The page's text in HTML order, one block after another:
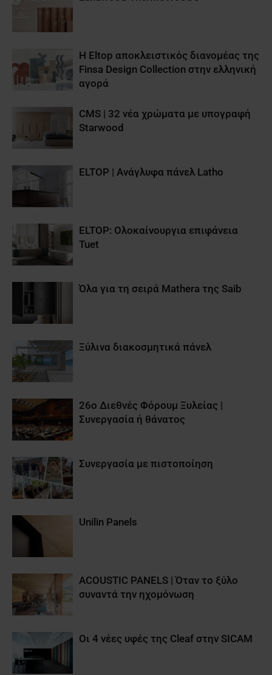
Η Eltop αποκλειστικός διανομέας της
Finsa Design Collection στην ελληνική
αγορά
CMS | 32 νέα χρώματα με υπογραφή
Starwood
ELTOP | Aνάγλυφα πάνελ Latho
ELTOP: Ολοκαίνουργια επιφάνεια
Tuet
Όλα για τη σειρά Mathera της Saib
Ξύλινα διακοσμητικά πάνελ
26ο Διεθνές Φόρουμ Ξυλείας |
Συνεργασία ή θάνατος
Συνεργασία με πιστοποίηση
Unilin Panels
ACOUSTIC PANELS | Όταν το ξύλο
συναντά την ηχομόνωση
Οι 4 νέες υφές της Cleaf στην SICAM